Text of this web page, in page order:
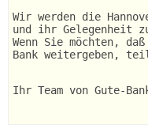
Wir werden die
und ihr Gelegenheit
Wenn Sie möchten,
Bank weitergeben,
Ihr Team von Gute-